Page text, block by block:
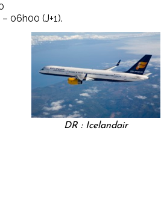
06h00 (J+1).
DR : Icelandair